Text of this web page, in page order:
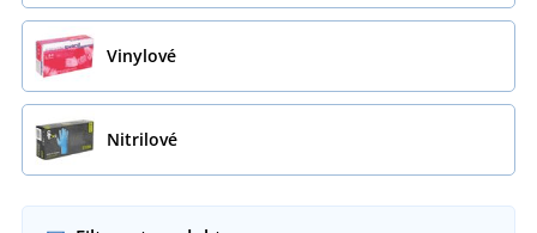
Vinylové
Nitrilové